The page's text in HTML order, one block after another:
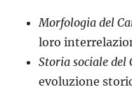
Morfologia del
loro
Storia sociale del
evoluzione